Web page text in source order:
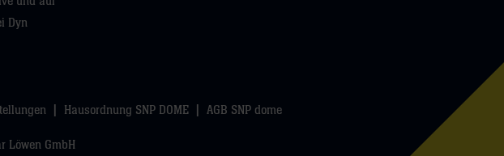
Dyn
Hausordnung SNP DOME AGB SNP dome
Löwen GmbH